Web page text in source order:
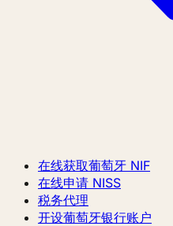
在线获取葡萄牙 NIF
在线申请 NISS
税务代理
开设葡萄牙银行账户